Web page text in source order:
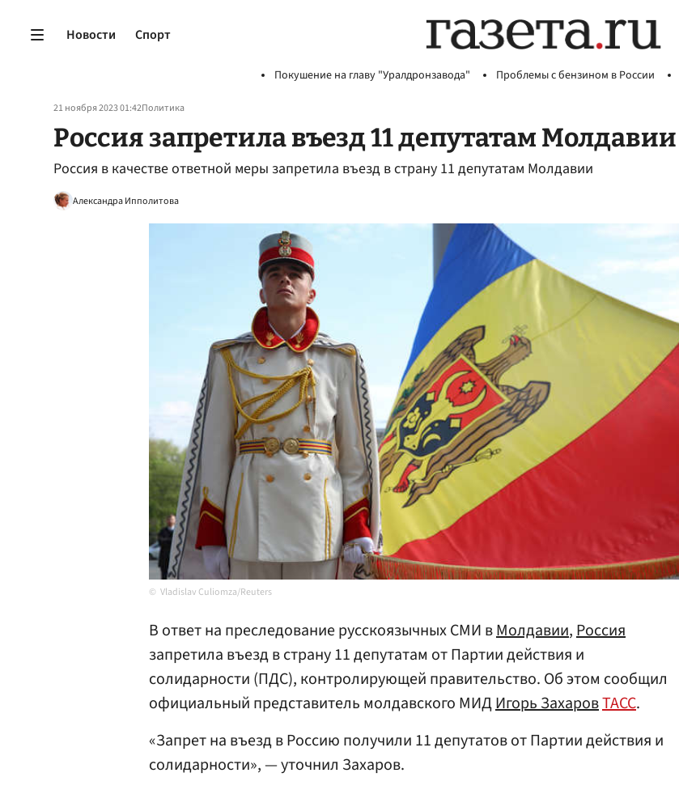
Новости Спорт
Покушение на главу "Уралдронзавода" Проблемы с бензином в России
21 ноября 2023 01:42Политика
Россия запретила въезд 11 депутатам Молдавии
Россия в качестве ответной меры запретила въезд в страну 11 депутатам Молдавии
Александра Ипполитова
Vladislav Culiomza/Reuters
В ответ на преследование русскоязычных СМИ вМолдавии,Россия
запретила въезд в страну 11 депутатам от Партии действия и
солидарности (ПДС), контролирующей правительство. Об этом сообщил
официальный представитель молдавского МИДИгорь ЗахаровТАСС.
«Запрет на въезд в Россию получили 11 депутатов от Партии действия и
солидарности», — уточнил Захаров.